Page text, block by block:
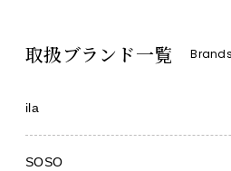
取扱ブランド一覧 Brands
ila
SOSO